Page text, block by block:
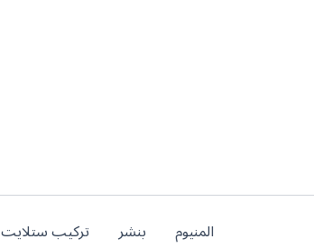
المنيوم بنشر تركيب ستلايت